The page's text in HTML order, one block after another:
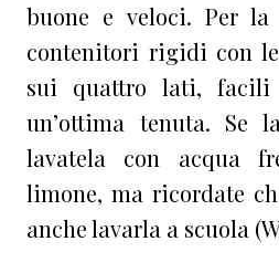
buone e veloci. Per
contenitori rigidi con
sui quattro lati,
un’ottima tenuta. Se
lavatela con acqua
limone, ma ricordate
anche lavarla a scuola